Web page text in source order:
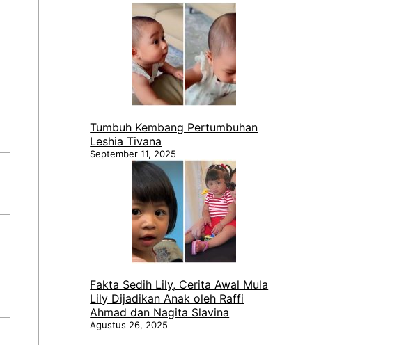
Tumbuh Kembang Pertumbuhan
Leshia Tivana
September 11, 2025
Fakta Sedih Lily, Cerita Awal Mula
Lily Dijadikan Anak oleh Raffi
Ahmad dan Nagita Slavina
Agustus 26, 2025